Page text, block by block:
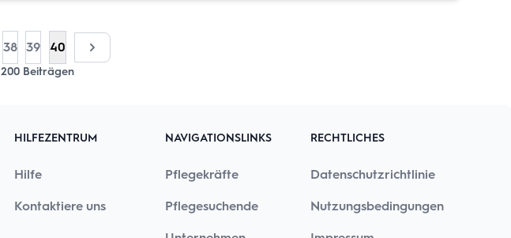
38 39 40
200 Beiträgen
HILFEZENTRUM
Hilfe
Kontaktiere uns
NAVIGATIONSLINKS
Pflegekräfte
Pflegesuchende
RECHTLICHES
Datenschutzrichtlinie
Nutzungsbedingungen